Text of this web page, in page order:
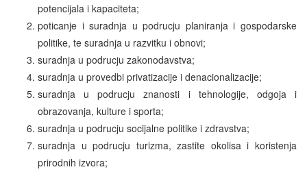
potencijala i kapaciteta;
poticanje i suradnja u podrucju planiranja i gospodarske
politike, te suradnja u razvitku i obnovi;
suradnja u podrucju zakonodavstva;
suradnja u provedbi privatizacije i denacionalizacije;
suradnja u podrucju znanosti i tehnologije, odgoja i
obrazovanja, kulture i sporta;
suradnja u podrucju socijalne politike i zdravstva;
suradnja u podrucju turizma, zastite okolisa i koristenja
prirodnih izvora;